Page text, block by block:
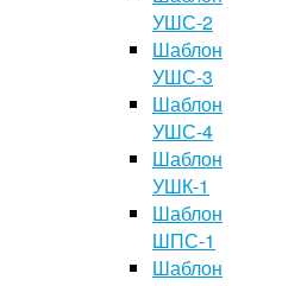
УШС-2
Шаблон
УШС-3
Шаблон
УШС-4
Шаблон
УШК-1
Шаблон
ШПС-1
Шаблон